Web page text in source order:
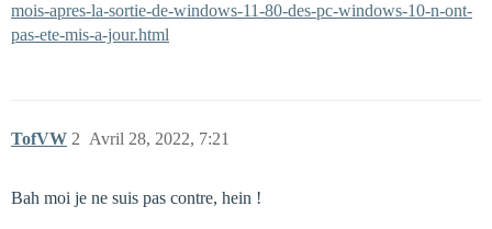
mois-apres-la-sortie-de-windows-11-80-des-pc-windows-10-n-ont-
pas-ete-mis-a-jour.html
TofVW Avril 28, 2022, 7:21
2
Bah moi je ne suis pas contre, hein !